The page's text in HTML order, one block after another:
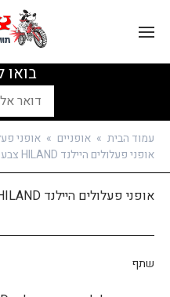
בואו
עמוד הבית » אופניים » אופני
אופני פעלולים היילנד HILAND צבע לבן לילדים ונוער
אופני פעלולים היילנד HILAND צבע לבן לילדים ונוער
שתף